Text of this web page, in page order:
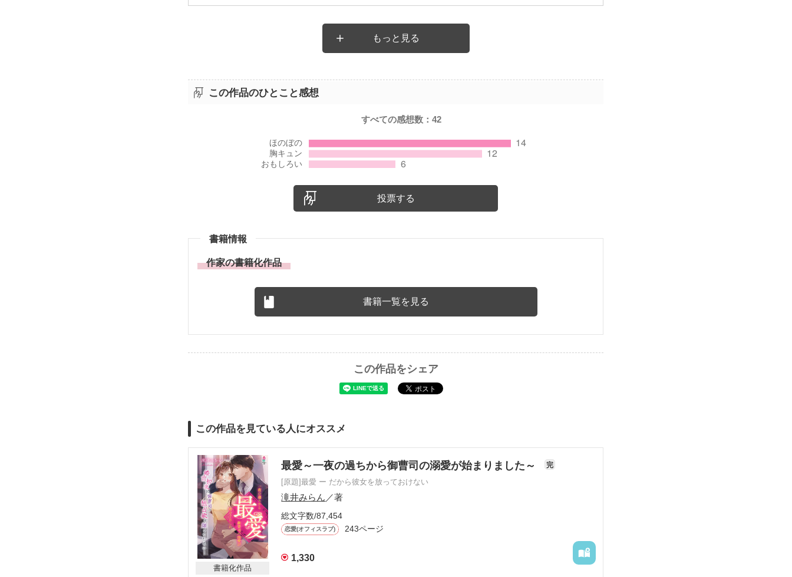
もっと見る
この作品のひとこと感想
すべての感想数：42
投票する
書籍情報
作家の書籍化作品
書籍一覧を見る
この作品をシェア
この作品を見ている人にオススメ
書籍化作品
最愛～一夜の過ちから御曹司の溺愛が始まりました～ 完
[原題]最愛 ー だから彼女を放っておけない
滝井みらん ／著
総文字数/87,454
恋愛(オフィスラブ) 243ページ
1,330